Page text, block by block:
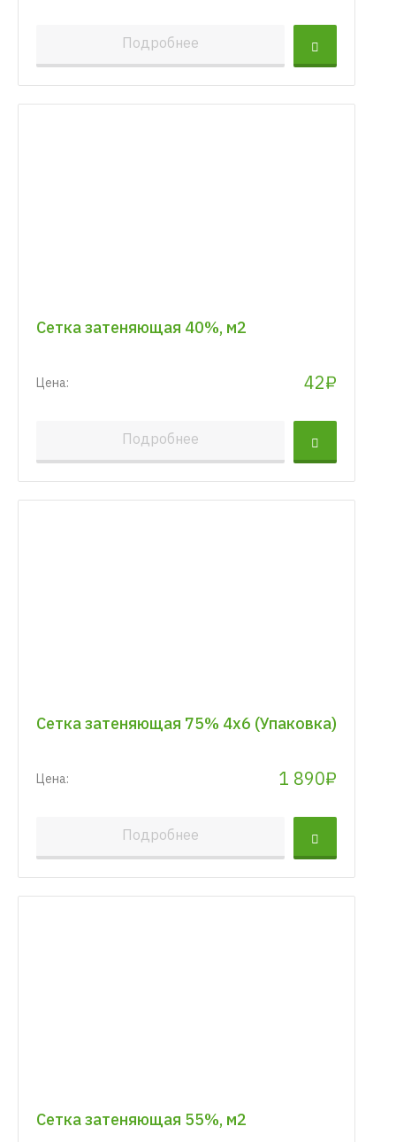
Подробнее
Сетка затеняющая 40%, м2
Цена: 42₽
Подробнее
Сетка затеняющая 75% 4х6 (Упаковка)
Цена: 1 890₽
Подробнее
Сетка затеняющая 55%, м2